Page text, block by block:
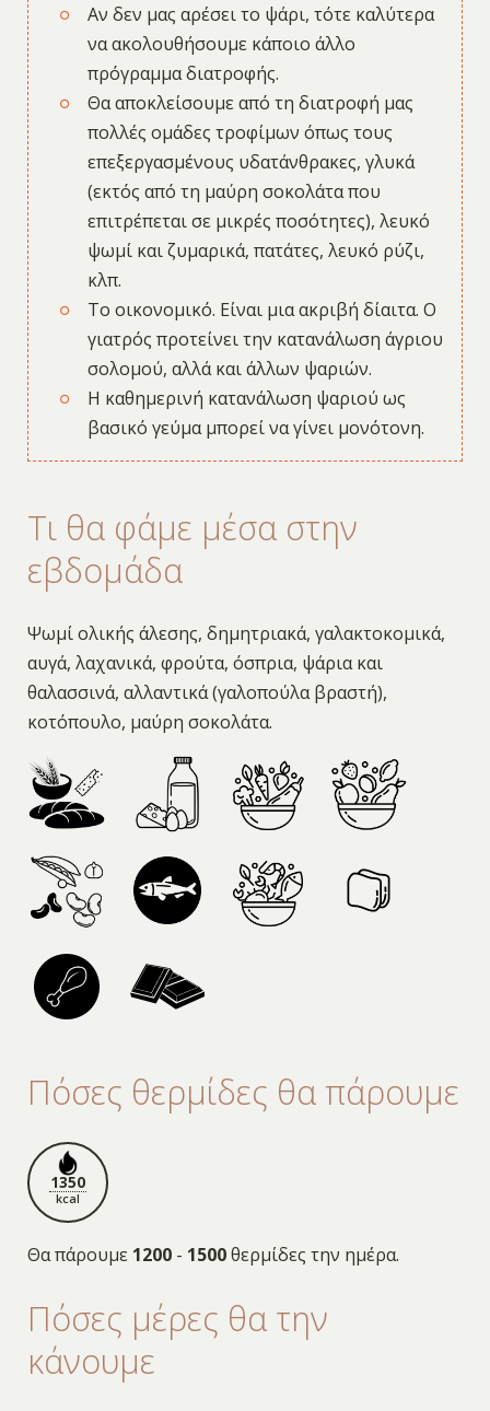
Αν δεν μας αρέσει το ψάρι, τότε καλύτερα
να ακολουθήσουμε κάποιο άλλο
πρόγραμμα διατροφής.
Θα αποκλείσουμε από τη διατροφή μας
πολλές ομάδες τροφίμων όπως τους
επεξεργασμένους υδατάνθρακες, γλυκά
(εκτός από τη μαύρη σοκολάτα που
επιτρέπεται σε μικρές ποσότητες), λευκό
ψωμί και ζυμαρικά, πατάτες, λευκό ρύζι,
κλπ.
Το οικονομικό. Είναι μια ακριβή δίαιτα. Ο
γιατρός προτείνει την κατανάλωση άγριου
σολομού, αλλά και άλλων ψαριών.
Η καθημερινή κατανάλωση ψαριού ως
βασικό γεύμα μπορεί να γίνει μονότονη.
Τι θα φάμε μέσα στην
εβδομάδα
Ψωμί ολικής άλεσης, δημητριακά, γαλακτοκομικά,
αυγά, λαχανικά, φρούτα, όσπρια, ψάρια και
θαλασσινά, αλλαντικά (γαλοπούλα βραστή),
κοτόπουλο, μαύρη σοκολάτα.
Πόσες θερμίδες θα πάρουμε
1350
kcal
Θα πάρουμε 1200- 1500θερμίδες την ημέρα.
Πόσες μέρες θα την
κάνουμε